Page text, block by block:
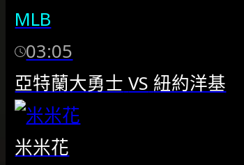
MLB
03:05
亞特蘭大勇士 VS 紐約洋基
米米花